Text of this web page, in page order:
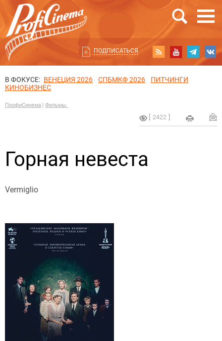
ПОДПИСАТЬСЯ
В ФОКУСЕ: ВЕНЕЦИЯ 2026 СПБМКФ 2026
ПИТЧИНГИ
КИНОБИЗНЕС
ПрофиСинема Фильмы.
2422
Горная невеста
Vermiglio